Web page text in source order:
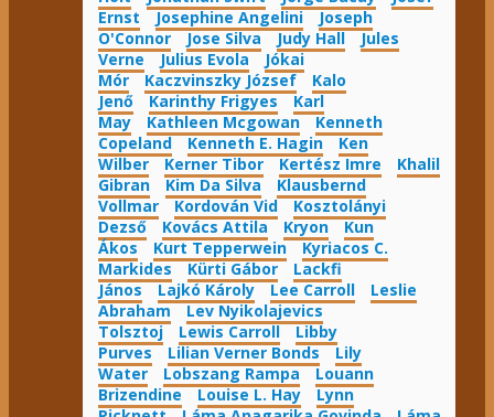
Ernst
Josephine Angelini
Joseph
O'Connor
Jose Silva Judy Hall
Jules
Verne
Julius Evola
Jókai
Mór
Kaczvinszky József
Kalo
Jenő
Karinthy Frigyes
Karl
May
Kathleen Mcgowan
Kenneth
Copeland
Kenneth E. Hagin
Ken
Wilber
Kerner Tibor Kertész Imre
Khalil
Gibran
Kim Da Silva
Klausbernd
Vollmar
Kordován Vid
Kosztolányi
Dezső
Kovács Attila Kryon
Kun
Ákos
Kurt Tepperwein
Kyriacos C.
Markides
Kürti Gábor
Lackfi
János
Lajkó Károly Lee Carroll
Leslie
Abraham
Lev Nyikolajevics
Tolsztoj
Lewis Carroll
Libby
Purves
Lilian Verner Bonds
Lily
Water
Lobszang Rampa
Louann
Brizendine
Louise L. Hay
Lynn